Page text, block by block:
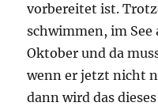
vorbereitet ist.
schwimmen, im See
Oktober und da
wenn er jetzt nicht
dann wird das